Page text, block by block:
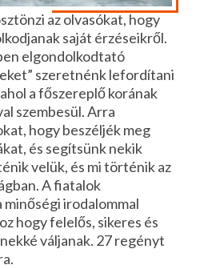
az olvasókat, hogy
saját érzéseikről.
elgondolkodtató
szeretnénk lefordítani
a főszereplő korának
szembesül. Arra
hogy beszéljék meg
és segítsünk nekik
velük, és mi történik az
A fiatalok
irodalommal
hogy felelős, sikeres és
váljanak. 27 regényt